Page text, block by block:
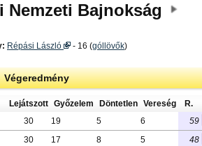
Nemzeti Bajnokság
Répási László - 16 (góllövők)
Végeredmény
Lejátszott Győzelem Döntetlen Vereség R.
30 19 5 6 59
30 17 8 5 48